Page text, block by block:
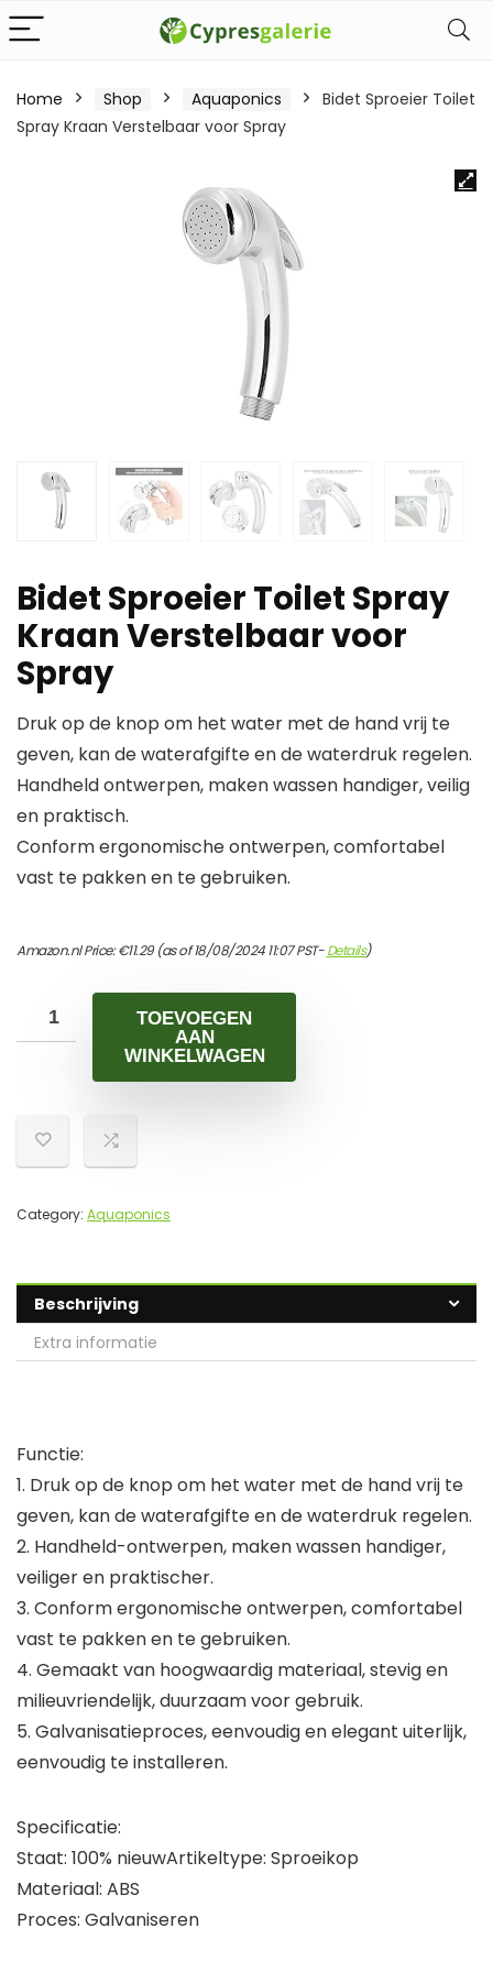
Home Shop Aquaponics
Bidet Sproeier Toilet
Spray Kraan Verstelbaar voor Spray
Bidet Sproeier Toilet Spray
Kraan Verstelbaar voor
Spray
Druk op de knop om het water met de hand vrij te
geven, kan de waterafgifte en de waterdruk regelen.
Handheld ontwerpen, maken wassen handiger, veilig
en praktisch.
Conform ergonomische ontwerpen, comfortabel
vast te pakken en te gebruiken.
Amazon.nl Price:€11.29(as of 18/08/2024 11:07 PST-Details)
TOEVOEGEN
AAN
WINKELWAGEN
Category: Aquaponics
Beschrijving
Extra informatie
Functie:
1. Druk op de knop om het water met de hand vrij te
geven, kan de waterafgifte en de waterdruk regelen.
2. Handheld-ontwerpen, maken wassen handiger,
veiliger en praktischer.
3. Conform ergonomische ontwerpen, comfortabel
vast te pakken en te gebruiken.
4. Gemaakt van hoogwaardig materiaal, stevig en
milieuvriendelijk, duurzaam voor gebruik.
5. Galvanisatieproces, eenvoudig en elegant uiterlijk,
eenvoudig te installeren.
Specificatie:
Staat: 100% nieuwArtikeltype: Sproeikop
Materiaal: ABS
Proces: Galvaniseren